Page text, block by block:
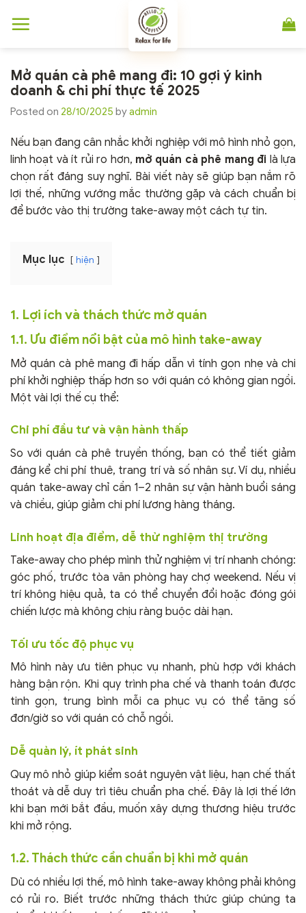
đến
Mở quán cà phê mang đi: 10 gợi ý kinh
doanh & chi phí thực tế 2025
Posted on 28/10/2025 byadmin
Nếu bạn đang cân nhắc khởi nghiệp với mô hình nhỏ gọn,
linh hoạt và ít rủi ro hơn, mở quán cà phê mang đi là lựa
chọn rất đáng suy nghĩ. Bài viết này sẽ giúp bạn nắm rõ
lợi thế, những vướng mắc thường gặp và cách chuẩn bị
để bước vào thị trường take-away một cách tự tin.
Mục lục hiện
1. Lợi ích và thách thức mở quán
1.1. Ưu điểm nổi bật của mô hình take-away
Mở quán cà phê mang đi hấp dẫn vì tính gọn nhẹ và chi
phí khởi nghiệp thấp hơn so với quán có không gian ngồi.
Một vài lợi thế cụ thể:
Chi phí đầu tư và vận hành thấp
So với quán cà phê truyền thống, bạn có thể tiết giảm
đáng kể chi phí thuê, trang trí và số nhân sự. Ví dụ, nhiều
quán take-away chỉ cần 1–2 nhân sự vận hành buổi sáng
và chiều, giúp giảm chi phí lương hàng tháng.
Linh hoạt địa điểm, dễ thử nghiệm thị trường
Take-away cho phép mình thử nghiệm vị trí nhanh chóng:
góc phố, trước tòa văn phòng hay chợ weekend. Nếu vị
trí không hiệu quả, ta có thể chuyển đổi hoặc đóng gói
chiến lược mà không chịu ràng buộc dài hạn.
Tối ưu tốc độ phục vụ
Mô hình này ưu tiên phục vụ nhanh, phù hợp với khách
hàng bận rộn. Khi quy trình pha chế và thanh toán được
tinh gọn, trung bình mỗi ca phục vụ có thể tăng số
đơn/giờ so với quán có chỗ ngồi.
Dễ quản lý, ít phát sinh
Quy mô nhỏ giúp kiểm soát nguyên vật liệu, hạn chế thất
thoát và dễ duy trì tiêu chuẩn pha chế. Đây là lợi thế lớn
khi bạn mới bắt đầu, muốn xây dựng thương hiệu trước
khi mở rộng.
1.2. Thách thức cần chuẩn bị khi mở quán
Dù có nhiều lợi thế, mô hình take-away không phải không
có rủi ro. Biết trước những thách thức giúp chúng ta